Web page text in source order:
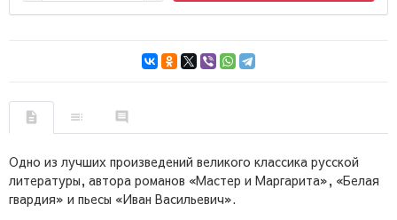
Одно из лучших произведений великого классика русской
литературы, автора романов «Мастер и Маргарита», «Белая
гвардия» и пьесы «Иван Васильевич».